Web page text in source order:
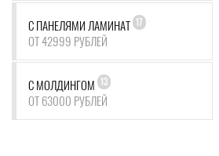
С ПАНЕЛЯМИ ЛАМИНАТ 17
ОТ 42999 РУБЛЕЙ
С МОЛДИНГОМ 13
ОТ 63000 РУБЛЕЙ